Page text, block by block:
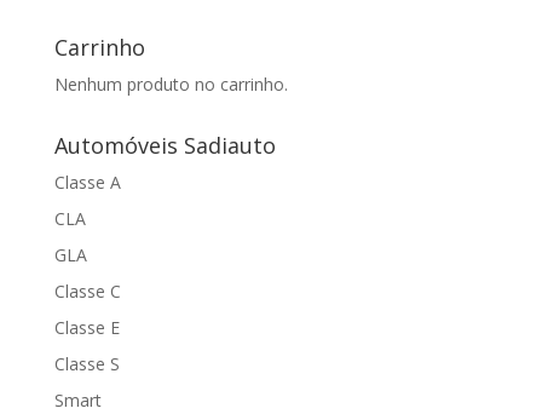
Carrinho
Nenhum produto no carrinho.
Automóveis Sadiauto
Classe A
CLA
GLA
Classe C
Classe E
Classe S
Smart